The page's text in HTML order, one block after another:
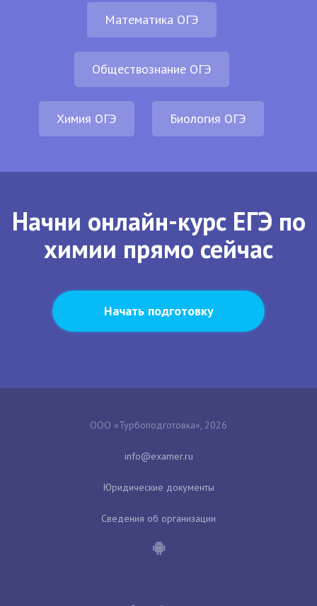
Математика ОГЭ
Обществознание ОГЭ
Химия ОГЭ Биология ОГЭ
Начни онлайн-курс ЕГЭ по
химии прямо сейчас
Начать подготовку
ООО «Турбоподготовка», 2026
Юридические документы
Сведения об организации